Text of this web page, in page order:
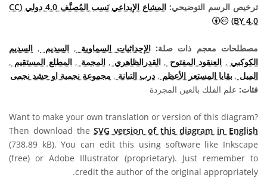
ترخيص الرسم التوضيحي:
المشاع الإبداعي نَسب المُصنَّف 4.0 دولي (CC
BY 4.0)
المشاع الإبداعي نَسب المُصنَّف 4.0 دولي (CC BY 4.0) أيقونات
مصطلحات معجم ذات صلة: الإحداثيات السماوية ,السديم , السديم
الكوكبي , العنقود المفتوح ,القدرالظاهري ,المجمة ,المطلع المستقيم ,
الميل , بقايا المستعر الأعظم , درب التبانة , مجموعة نجمية او حشد نجمى
فئات: علم الفلك بالعين المجردة
Want to make your own translation or version of this diagram?
Then download theSVG version of this diagram in English
(738.89 kB). You can edit this using software like Inkscape
(free) or Adobe Illustrator (proprietary). Just remember to
credit the author of the original appropriately.